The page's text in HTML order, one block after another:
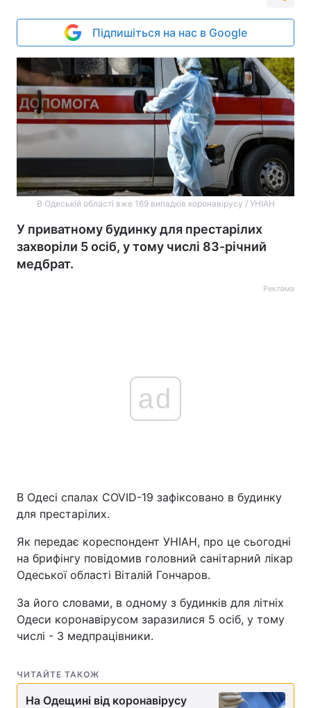
Підпишіться на нас в Google
В Одеській області вже 169 випадків коронавірусу / УНІАН
У приватному будинку для престарілих
захворіли 5 осіб, у тому числі 83-річний
медбрат.
Реклама
ad
В Одесі спалах COVID-19 зафіксовано в будинку
для престарілих.
Як передає кореспондент УНІАН, про це сьогодні
на брифінгу повідомив головний санітарний лікар
Одеської області Віталій Гончаров.
За його словами, в одному з будинків для літніх
Одеси коронавірусом заразилися 5 осіб, у тому
числі - 3 медпрацівники.
ЧИТАЙТЕ ТАКОЖ
На Одещині від коронавірусу